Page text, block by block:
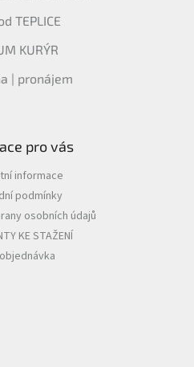
TEPLICE
KURÝR
| pronájem
pro vás
informace
podmínky
osobních údajů
KE STAŽENÍ